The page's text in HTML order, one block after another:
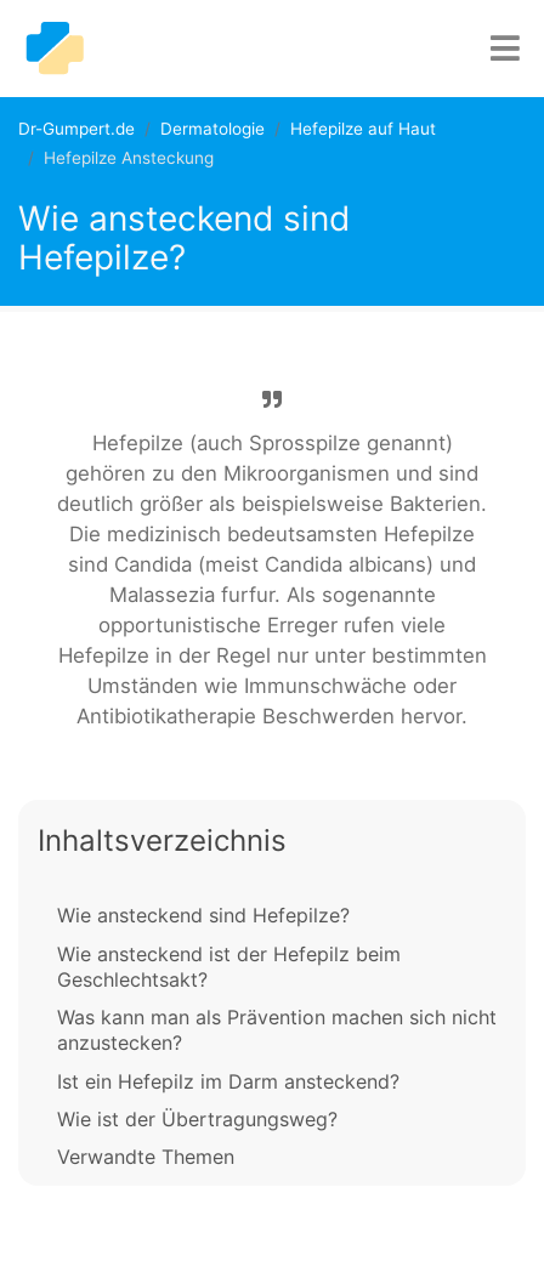
Dr-Gumpert.de Dermatologie
Hefepilze auf Haut
Hefepilze Ansteckung
Wie ansteckend sind
Hefepilze?
Hefepilze (auch Sprosspilze genannt)
gehören zu den Mikroorganismen und sind
deutlich größer als beispielsweise Bakterien.
Die medizinisch bedeutsamsten Hefepilze
sind Candida (meist Candida albicans) und
Malassezia furfur. Als sogenannte
opportunistische Erreger rufen viele
Hefepilze in der Regel nur unter bestimmten
Umständen wie Immunschwäche oder
Antibiotikatherapie Beschwerden hervor.
Inhaltsverzeichnis
Wie ansteckend sind Hefepilze?
Wie ansteckend ist der Hefepilz beim
Geschlechtsakt?
Was kann man als Prävention machen sich nicht
anzustecken?
Ist ein Hefepilz im Darm ansteckend?
Wie ist der Übertragungsweg?
Verwandte Themen